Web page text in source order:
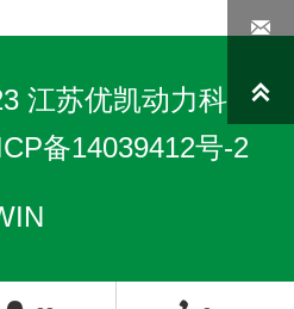
江苏优凯动力科
备14039412号-2

